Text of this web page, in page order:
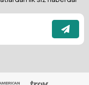
çalışabilen